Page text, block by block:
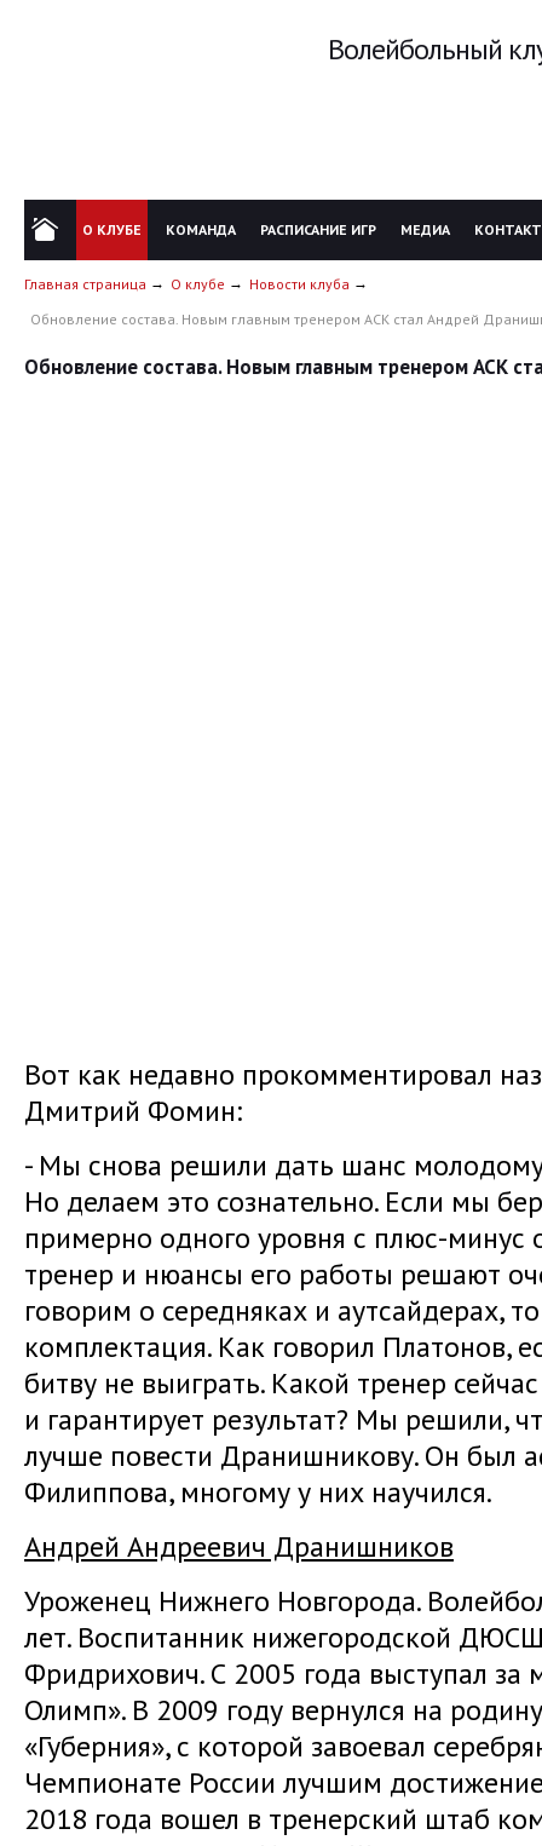
Волейбольный
О КЛУБЕ КОМАНДА РАСПИСАНИЕ ИГР МЕДИА
Главная страница О клубе
Новости клуба
Обновление состава. Новым главным тренером АСК стал Андрей
Обновление состава. Новым главным тренером АСК
Вот как недавно прокомментировал
Дмитрий Фомин:
- Мы снова решили дать шанс
Но делаем это сознательно. Если мы
примерно одного уровня с плюс-
тренер и нюансы его работы решают
говорим о середняках и аутсайдерах,
комплектация. Как говорил Платонов,
битву не выиграть. Какой тренер
и гарантирует результат? Мы решили,
лучше повести Дранишникову. Он был
Филиппова, многому у них научился.
Андрей Андреевич Дранишников
Уроженец Нижнего Новгорода.
лет. Воспитанник нижегородской
Фридрихович. С 2005 года выступал
Олимп». В 2009 году вернулся на
«Губерния», с которой завоевал
Чемпионате России лучшим
2018 года вошел в тренерский штаб